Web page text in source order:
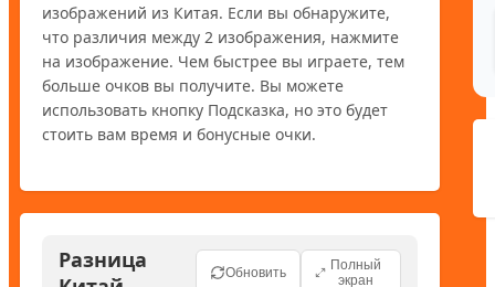
изображений из Китая. Если вы обнаружите,
что различия между 2 изображения, нажмите
на изображение. Чем быстрее вы играете, тем
больше очков вы получите. Вы можете
использовать кнопку Подсказка, но это будет
стоить вам время и бонусные очки.
Разница
Обновить
Полный
экран